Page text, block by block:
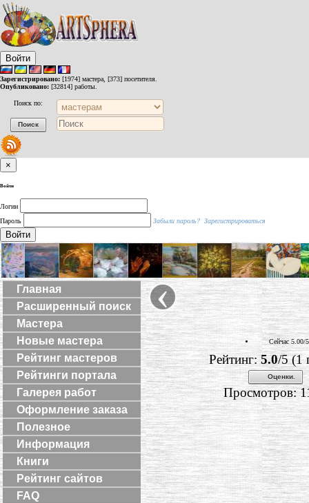
Войти
Зарегистрировано: [1974] мастера, [373] посетителя.
Опубликовано: [32814] работы.
Поиск по:
×
Войти
Логин
Пароль
Забыли пароль? Зарегистрироваться
Войти
Главная
Расширенный поиск
Мастера
Новые мастера
Рейтинг мастеров
Рейтинги портала
Галерея работ
Оформление заказа
Полезное
Информация
Книги
Рейтинг сайтов
FAQ
‹
Сейчас 5.00/5
Рейтинг:5.0/5 (1
Оценки.
Просмотров: